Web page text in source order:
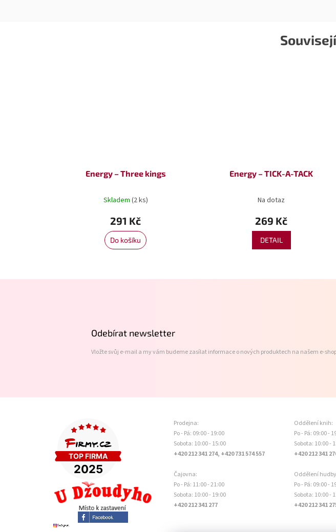
Energy – Three kings
Skladem (2 ks)
291 Kč
Do košíku
Energy – TICK-A-TACK
Na dotaz
269 Kč
DETAIL
Odebírat newsletter
Vložte svůj e-mail a my vám budeme zasílat informace o nových produktech na našem e-
Prodejna:
Po - Pá: 09:00 - 19:00
Sobota: 10:00 - 15:00
+420 212 341 274, +420 731 574 557
Čajovna:
Po - Pá: 11:00 - 21:00
Sobota: 10:00 - 19:00
+420 212 341 277
Oddělení knih:
Po - Pá: 09:00 -
Sobota: 10:00 -
+420 212 341
Oddělení
Po - Pá: 09:00 -
Sobota: 10:00 -
+420 212 341